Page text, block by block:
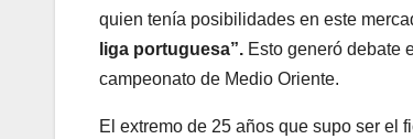
quien tenía posibilidades en este
liga portuguesa”. Esto generó debate
campeonato de Medio Oriente.
El extremo de 25 años que supo ser el